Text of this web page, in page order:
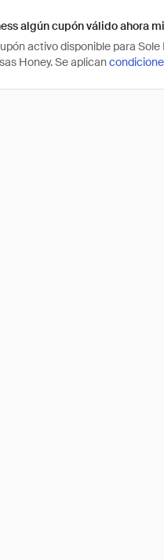
algún cupón válido ahora
activo disponible para
Honey. Se aplican